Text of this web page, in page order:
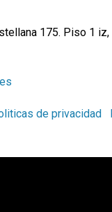
175. Piso 1
de privacidad